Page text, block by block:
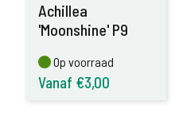
Achillea
'Moonshine' P9
Op voorraad
Op voorraad
Vanaf €3,00